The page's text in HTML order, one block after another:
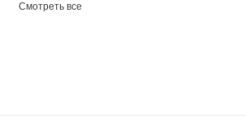
Смотреть все